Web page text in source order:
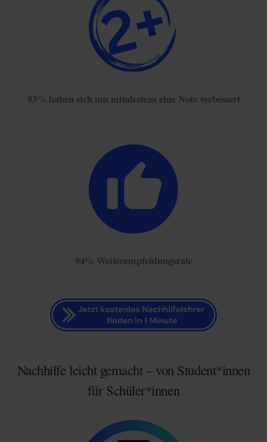
93% haben sich um mindestens eine Note verbessert
94% Weiterempfehlungsrate
Nachhilfe leicht gemacht – von Student*innen
für Schüler*innen